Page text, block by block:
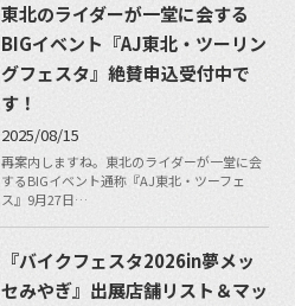
東北のライダーが一堂に会する
BIGイベント『AJ東北・ツーリン
グフェスタ』絶賛申込受付中で
す！
2025/08/15
再案内しますね。東北のライダーが一堂に会
するBIGイベント通称『AJ東北・ツーフェ
ス』9月27日…
『バイクフェスタ2026in夢メッ
セみやぎ』出展店舗リスト＆マッ